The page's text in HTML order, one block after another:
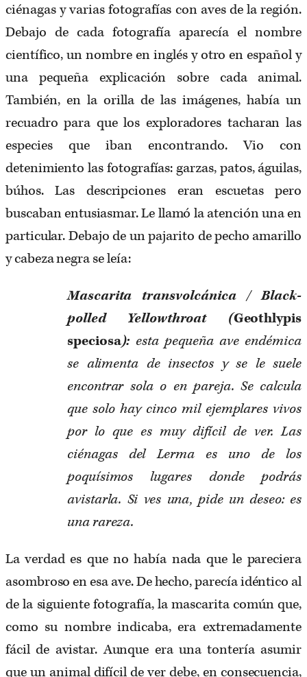
ciénagas y varias fotografías con aves de la región.
Debajo de cada fotografía aparecía el nombre
científico, un nombre en inglés y otro en español y
una pequeña explicación sobre cada animal.
También, en la orilla de las imágenes, había un
recuadro para que los exploradores tacharan las
especies que iban encontrando. Vio con
detenimiento las fotografías: garzas, patos, águilas,
búhos. Las descripciones eran escuetas pero
buscaban entusiasmar. Le llamó la atención una en
particular. Debajo de un pajarito de pecho amarillo
y cabeza negra se leía:
Mascarita transvolcánica / Black-
polled Yellowthroat (Geothlypis
speciosa): esta pequeña ave endémica
se alimenta de insectos y se le suele
encontrar sola o en pareja. Se calcula
que solo hay cinco mil ejemplares vivos
por lo que es muy difícil de ver. Las
ciénagas del Lerma es uno de los
poquísimos lugares donde podrás
avistarla. Si ves una, pide un deseo: es
una rareza.
La verdad es que no había nada que le pareciera
asombroso en esa ave. De hecho, parecía idéntico al
de la siguiente fotografía, la mascarita común que,
como su nombre indicaba, era extremadamente
fácil de avistar. Aunque era una tontería asumir
que un animal difícil de ver debe, en consecuencia,